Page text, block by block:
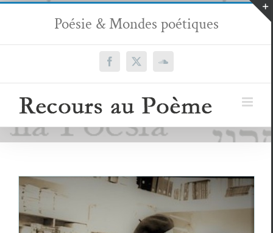
Passer
contenu
Poésie & Mondes poétiques
Facebook
X SoundCloud